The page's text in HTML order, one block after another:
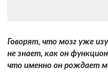
Говорят, что мозг уже
не знает, как он
что именно он рождает